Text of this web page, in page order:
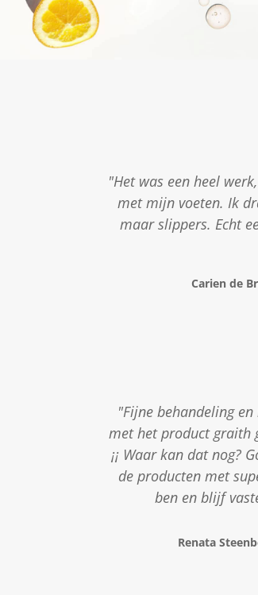
"Het was een heel
met mijn voeten. Ik
maar slippers. Echt
Carien de
"Fijne behandeling
met het product graith
¡¡ Waar kan dat nog?
de producten met
ben en blijf
Renata